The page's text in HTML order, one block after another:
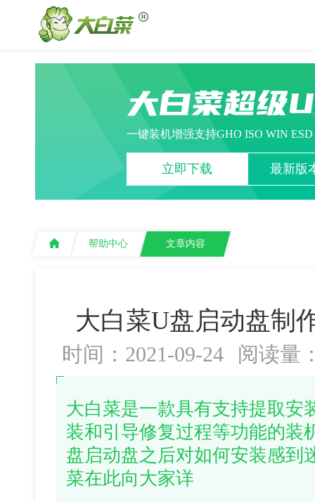
大白菜超级
一键装机增强支持GHO ISO WIN
立即下载 最新版
帮助中心 文章内容
大白菜U盘启动盘制
时间：2021-09-24 阅读量
大白菜是一款具有支持提取安
装和引导修复过程等功能的装
盘启动盘之后对如何安装感到
菜在此向大家详